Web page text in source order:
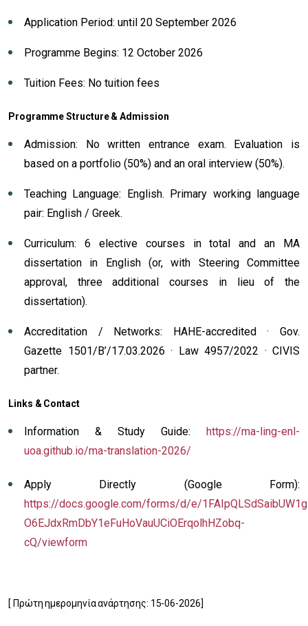
Application Period: until 20 September 2026
Programme Begins: 12 October 2026
Tuition Fees: No tuition fees
Programme Structure & Admission
Admission: No written entrance exam. Evaluation is
based on a portfolio (50%) and an oral interview (50%).
Teaching Language: English. Primary working language
pair: English / Greek.
Curriculum: 6 elective courses in total and an MA
dissertation in English (or, with Steering Committee
approval, three additional courses in lieu of the
dissertation).
Accreditation / Networks: HAHE-accredited · Gov.
Gazette 1501/B’/17.03.2026 · Law 4957/2022 · CIVIS
partner.
Links & Contact
Information & Study Guide: https://ma-ling-enl-
uoa.github.io/ma-translation-2026/
Apply Directly (Google Form):
https://docs.google.com/forms/d/e/
O6EJdxRmDbY1eFuHoVauUCiOErqolhHZobq-
cQ/viewform
[ Πρώτη ημερομηνία ανάρτησης: 15-06-2026]